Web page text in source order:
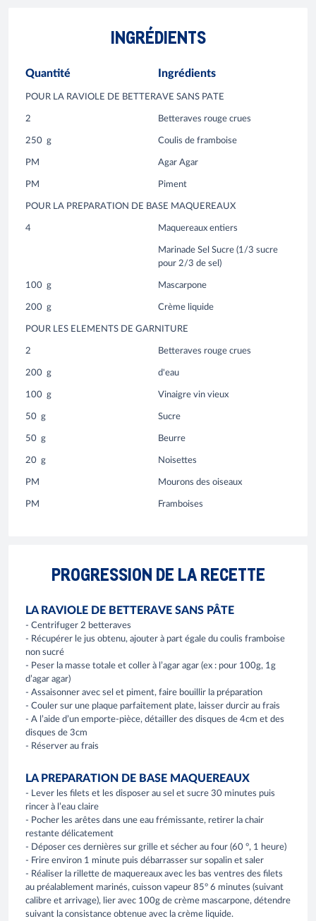
INGRÉDIENTS
Quantité Ingrédients
POUR LA RAVIOLE DE BETTERAVE SANS PATE
2 Betteraves rouge crues
250 g Coulis de framboise
PM Agar Agar
PM Piment
POUR LA PREPARATION DE BASE MAQUEREAUX
4 Maquereaux entiers
Marinade Sel Sucre (1/3 sucre
pour 2/3 de sel)
100 g Mascarpone
200 g Crème liquide
POUR LES ELEMENTS DE GARNITURE
2 Betteraves rouge crues
200 g d'eau
100 g Vinaigre vin vieux
50 g Sucre
50 g Beurre
20 g Noisettes
PM Mourons des oiseaux
PM Framboises
PROGRESSION DE LA RECETTE
LA RAVIOLE DE BETTERAVE SANS PÂTE
- Centrifuger 2 betteraves
- Récupérer le jus obtenu, ajouter à part égale du coulis framboise
non sucré
- Peser la masse totale et coller à l’agar agar (ex : pour 100g, 1g
d’agar agar)
- Assaisonner avec sel et piment, faire bouillir la préparation
- Couler sur une plaque parfaitement plate, laisser durcir au frais
- A l’aide d’un emporte-pièce, détailler des disques de 4cm et des
disques de 3cm
- Réserver au frais
LA PREPARATION DE BASE MAQUEREAUX
- Lever les filets et les disposer au sel et sucre 30 minutes puis
rincer à l’eau claire
- Pocher les arêtes dans une eau frémissante, retirer la chair
restante délicatement
- Déposer ces dernières sur grille et sécher au four (60 °, 1 heure)
- Frire environ 1 minute puis débarrasser sur sopalin et saler
- Réaliser la rillette de maquereaux avec les bas ventres des filets
au préalablement marinés, cuisson vapeur 85° 6 minutes (suivant
calibre et arrivage), lier avec 100g de crème mascarpone, détendre
suivant la consistance obtenue avec la crème liquide.